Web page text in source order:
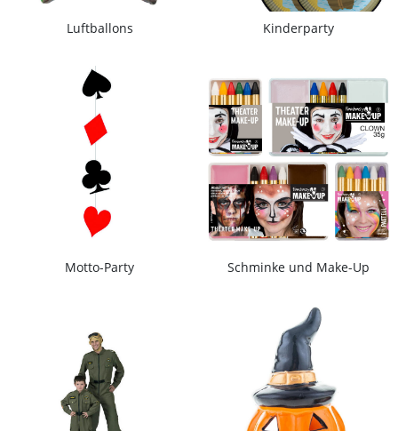
Luftballons Kinderparty
Motto-Party Schminke und Make-Up